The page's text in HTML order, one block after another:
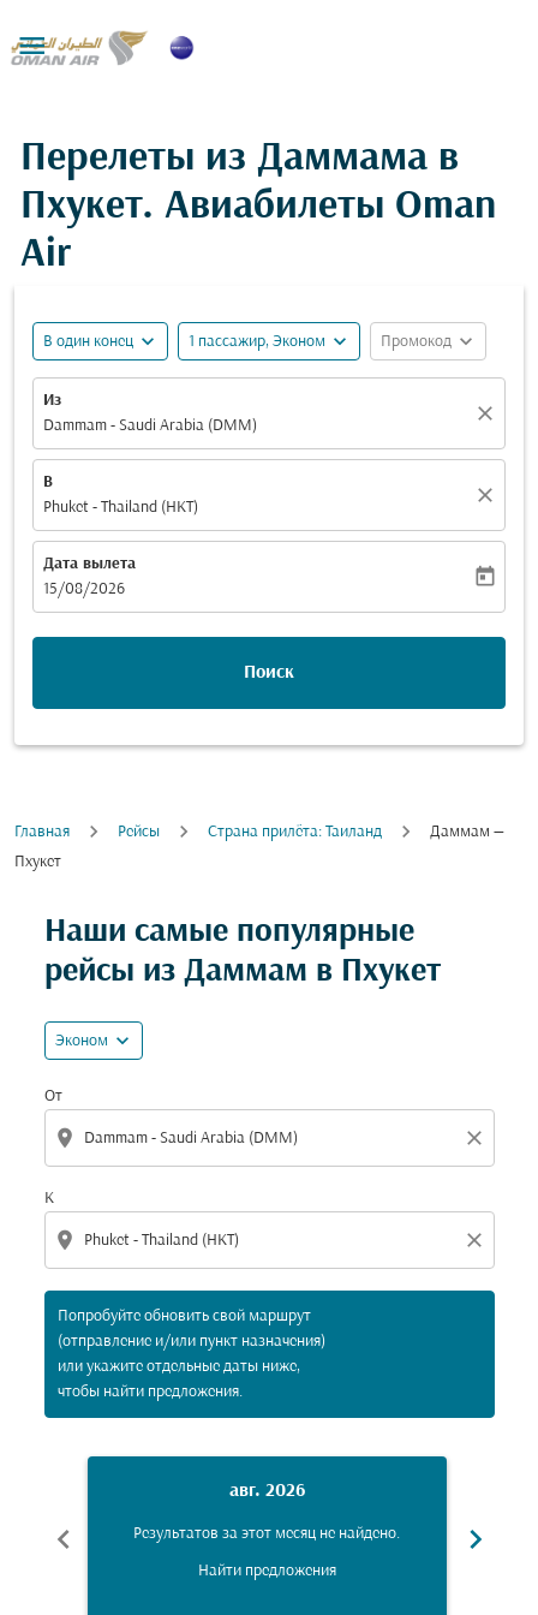

Перелеты из Даммама в
Пхукет. Авиабилеты Oman
Air
В один конец expand_more 1 пассажир, Эконом expand_more Промокод expand_more
Из
Dammam - Saudi Arabia (DMM)
close
В
Phuket - Thailand (HKT)
close
Дата вылета
fc-booking-departure-date-aria-label
15/08/2026
today
Поиск
Главная Рейсы Cтрана прилёта: Таиланд
Даммам —
Пхукет
Наши самые популярные
рейсы из Даммам в Пхукет
Эконом expand_more
От
location_on close
К
location_on close
Попробуйте обновить свой маршрут
(отправление и/или пункт назначения)
или укажите отдельные даты ниже,
чтобы найти предложения.
Попробуйте обновить свой маршрут
chevron_left
авг. 2026
Результатов за этот месяц не найдено.
Найти предложения
chevron_right